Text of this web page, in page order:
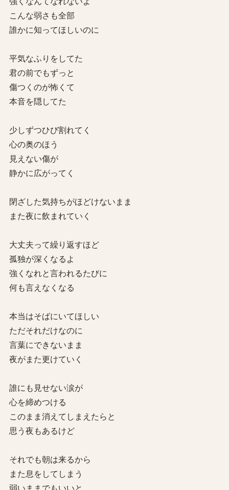
こんな弱さも全部
誰かに知ってほしいのに
平気なふりをしてた
君の前でもずっと
傷つくのが怖くて
本音を隠してた
少しずつひび割れてく
心の奥のほう
見えない傷が
静かに広がってく
閉ざした気持ちがほどけないまま
また夜に飲まれていく
大丈夫って繰り返すほど
孤独が深くなるよ
強くなれと言われるたびに
何も言えなくなる
本当はそばにいてほしい
ただそれだけなのに
言葉にできないまま
夜がまた更けていく
誰にも見せない涙が
心を締めつける
このまま消えてしまえたらと
思う夜もあるけど
それでも朝は来るから
また息をしてしまう